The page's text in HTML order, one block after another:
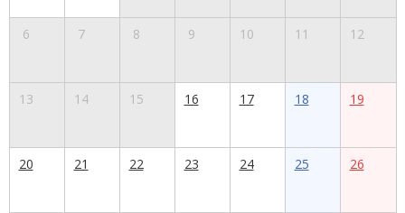
6 7 8 9 10 11 12
13 14 15 16 17 18 19
20 21 22 23 24 25 26